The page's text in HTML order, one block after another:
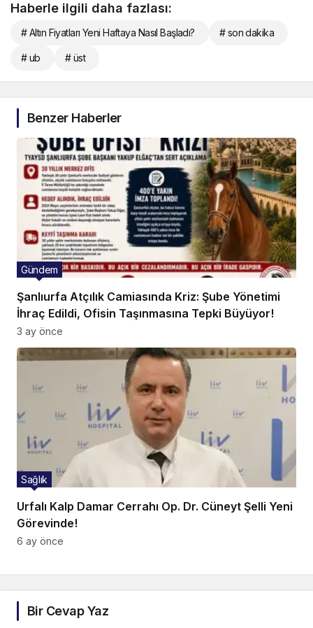
Haberle ilgili daha fazlası:
# Altın Fiyatları Yeni Haftaya Nasıl Başladı? # son dakika
# ub # üst
Benzer Haberler
Şanlıurfa Atçılık Camiasında Kriz: Şube Yönetimi
İhraç Edildi, Ofisin Taşınmasına Tepki Büyüyor!
Gündem
3 ay önce
Urfalı Kalp Damar Cerrahı Op. Dr. Cüneyt Şelli Yeni
Görevinde!
Sağlık
6 ay önce
Bir Cevap Yaz